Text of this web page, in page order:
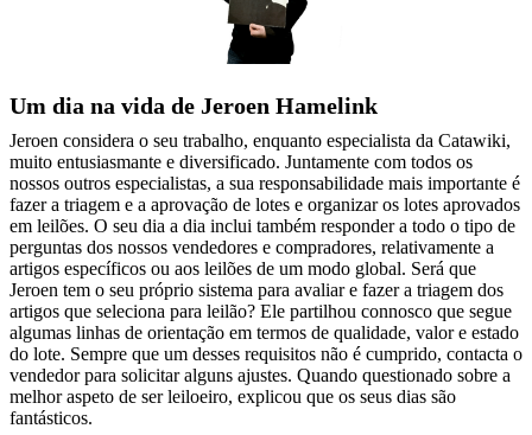
Um dia na vida de Jeroen Hamelink
Jeroen considera o seu trabalho, enquanto especialista da Catawiki,
muito entusiasmante e diversificado. Juntamente com todos os
nossos outros especialistas, a sua responsabilidade mais importante é
fazer a triagem e a aprovação de lotes e organizar os lotes aprovados
em leilões. O seu dia a dia inclui também responder a todo o tipo de
perguntas dos nossos vendedores e compradores, relativamente a
artigos específicos ou aos leilões de um modo global. Será que
Jeroen tem o seu próprio sistema para avaliar e fazer a triagem dos
artigos que seleciona para leilão? Ele partilhou connosco que segue
algumas linhas de orientação em termos de qualidade, valor e estado
do lote. Sempre que um desses requisitos não é cumprido, contacta o
vendedor para solicitar alguns ajustes. Quando questionado sobre a
melhor aspeto de ser leiloeiro, explicou que os seus dias são
fantásticos.